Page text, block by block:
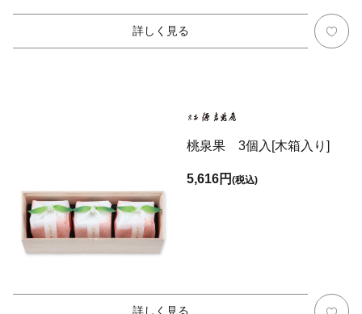
詳しく見る
桃泉果 3個入[木箱入り]
5,616円(税込)
詳しく見る